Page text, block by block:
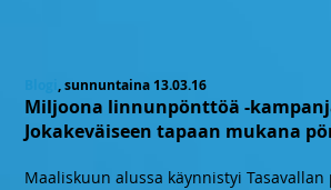
Blogi, sunnuntaina 13.03.16
Miljoona linnunpönttöä -
Jokakeväiseen tapaan mukana
Maaliskuun alussa käynnistyi